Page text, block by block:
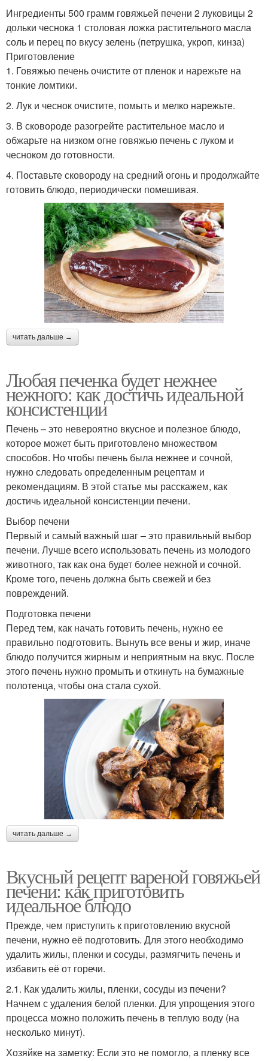
Ингредиенты 500 грамм говяжьей печени 2 луковицы 2
дольки чеснока 1 столовая ложка растительного масла
соль и перец по вкусу зелень (петрушка, укроп, кинза)
Приготовление
1. Говяжью печень очистите от пленок и нарежьте на
тонкие ломтики.
2. Лук и чеснок очистите, помыть и мелко нарежьте.
3. В сковороде разогрейте растительное масло и
обжарьте на низком огне говяжью печень с луком и
чесноком до готовности.
4. Поставьте сковороду на средний огонь и продолжайте
готовить блюдо, периодически помешивая.
читать дальше →
Любая печенка будет нежнее
нежного: как достичь идеальной
консистенции
Печень – это невероятно вкусное и полезное блюдо,
которое может быть приготовлено множеством
способов. Но чтобы печень была нежнее и сочной,
нужно следовать определенным рецептам и
рекомендациям. В этой статье мы расскажем, как
достичь идеальной консистенции печени.
Выбор печени
Первый и самый важный шаг – это правильный выбор
печени. Лучше всего использовать печень из молодого
животного, так как она будет более нежной и сочной.
Кроме того, печень должна быть свежей и без
повреждений.
Подготовка печени
Перед тем, как начать готовить печень, нужно ее
правильно подготовить. Вынуть все вены и жир, иначе
блюдо получится жирным и неприятным на вкус. После
этого печень нужно промыть и откинуть на бумажные
полотенца, чтобы она стала сухой.
читать дальше →
Вкусный рецепт вареной говяжьей
печени: как приготовить
идеальное блюдо
Прежде, чем приступить к приготовлению вкусной
печени, нужно её подготовить. Для этого необходимо
удалить жилы, пленки и сосуды, размягчить печень и
избавить её от горечи.
2.1. Как удалить жилы, пленки, сосуды из печени?
Начнем с удаления белой пленки. Для упрощения этого
процесса можно положить печень в теплую воду (на
несколько минут).
Хозяйке на заметку: Если это не помогло, а пленку все